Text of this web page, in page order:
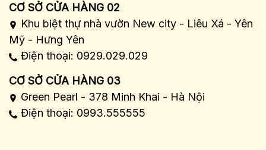
CƠ SỞ CỬA HÀNG 02
Khu biệt thự nhà vườn New city - Liêu Xá - Yên
Mỹ - Hưng Yên
Điện thoại: 0929.029.029
CƠ SỞ CỬA HÀNG 03
Green Pearl - 378 Minh Khai - Hà Nội
Điện thoại: 0993.555555